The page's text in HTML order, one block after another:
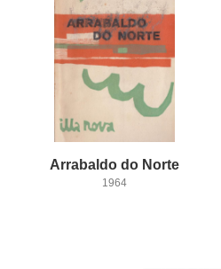
Arrabaldo do Norte
1964